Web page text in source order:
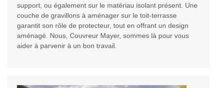
support, ou également sur le matériau isolant présent. Une
couche de gravillons à aménager sur le toit-terrasse
garantit son rôle de protecteur, tout en offrant un design
aménagé. Nous, Couvreur Mayer, sommes là pour vous
aider à parvenir à un bon travail.